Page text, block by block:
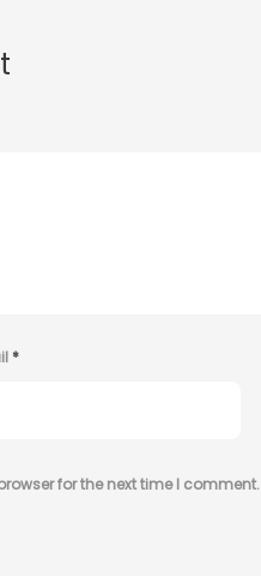
*
for the next time I comment.